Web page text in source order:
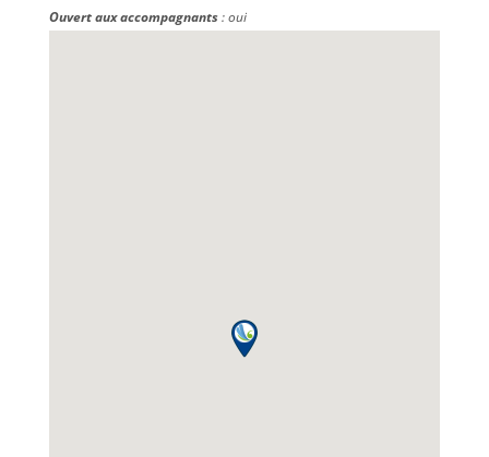
Ouvert aux accompagnants: oui